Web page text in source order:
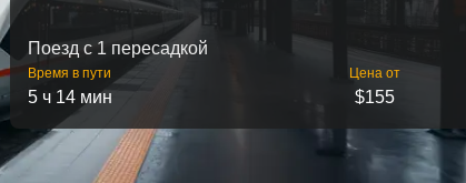
Поезд с 1 пересадкой
Время в пути
5 ч 14 мин
Цена от
$155